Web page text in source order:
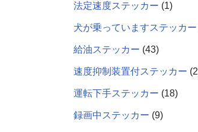
法定速度ステッカー 1
犬が乗っていますステッカー
給油ステッカー 43
速度抑制装置付ステッカー 2
運転下手ステッカー 18
録画中ステッカー 9